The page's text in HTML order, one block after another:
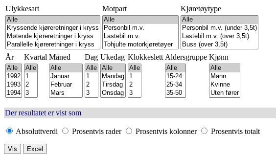
Ulykkesart Motpart Kjøretøytype
År Kvartal Måned Dag Ukedag Klokkeslett Aldersgruppe Kjønn
Der resultatet er vist som
Absoluttverdi Prosentvis rader Prosentvis kolonner Prosentvis totalt